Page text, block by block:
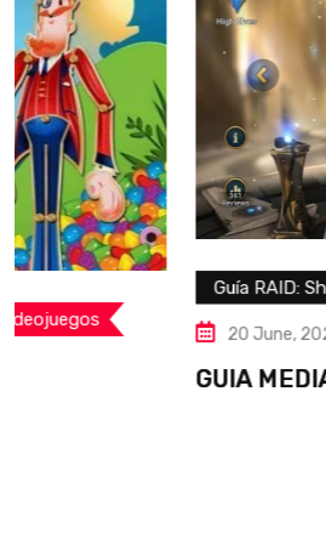
Guía RAID: Shadow Legends
20 June, 2020
GUIA MEDIADORA